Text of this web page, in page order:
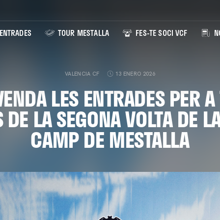
TOUR MESTALLA FES-TE SOCI VCF
VALENCIA CF 13 ENERO 2026
LES ENTRADES PER A
DE LA SEGONA VOLTA DE
CAMP DE MESTALLA